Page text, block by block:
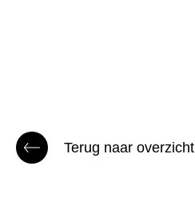
Terug naar overzicht